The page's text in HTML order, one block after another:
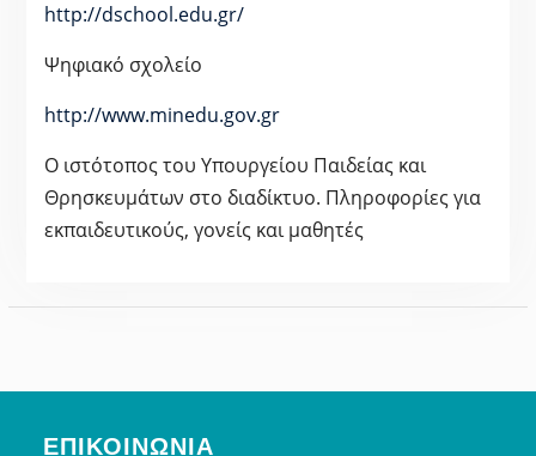
http://dschool.edu.gr/
Ψηφιακό σχολείο
http://www.minedu.gov.gr
Ο ιστότοπος του Υπουργείου Παιδείας και
Θρησκευμάτων στο διαδίκτυο. Πληροφορίες για
εκπαιδευτικούς, γονείς και μαθητές
ΕΠΙΚΟΙΝΩΝΊΑ